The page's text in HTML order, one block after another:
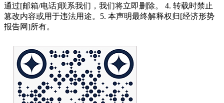
通过[邮箱/电话]联系我们，我们将立即删除。 4. 转载时禁止
篡改内容或用于违法用途。5. 本声明最终解释权归[经济形势
报告网]所有。